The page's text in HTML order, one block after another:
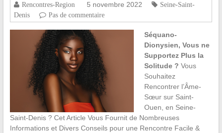
Rencontres-Region 5 novembre 2022
Seine-Saint-
Denis
Pas de commentaire
Séquano-
Dionysien, Vous ne
Supportez Plus la
Solitude ? Vous
Souhaitez
Rencontrer l’Âme-
Sœur sur Saint-
Ouen, en Seine-
Saint-Denis ? Cet Article Vous Fournit de Nombreuses
Informations et Divers Conseils pour une Rencontre Facile &